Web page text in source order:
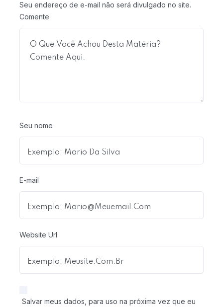
Seu endereço de e-mail não será divulgado no site.
Comente
Seu nome
E-mail
Website Url
Salvar meus dados, para uso na próxima vez que eu